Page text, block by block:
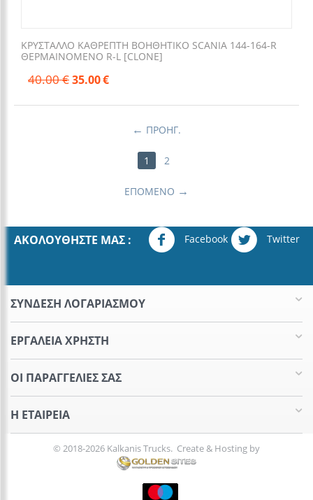
ΚΡΥΣΤΑΛΛΟ ΚΑΘΡΕΠΤΗ ΒΟΗΘΗΤΙΚΟ SCANIA 144-164-R
ΘΕΡΜΑΙΝΟΜΕΝΟ R-L [CLONE]
40.00€35.00€
ΠΡΟΗΓ.
1 2
ΕΠΌΜΕΝΟ
ΑΚΟΛΟΥΘΉΣΤΕ ΜΑΣ : Facebook Twitter
ΣΥΝΔΕΣΗ ΛΟΓΑΡΙΑΣΜΟΥ​
ΕΡΓΑΛΕΊΑ ΧΡΉΣΤΗ
ΟΙ ΠΑΡΑΓΓΕΛΊΕΣ​ ΣΑΣ
Η ΕΤΑΙΡΕΊΑ​
© 2018-2026 Kalkanis Trucks. Create & Hosting by